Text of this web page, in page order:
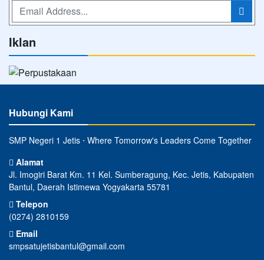
Iklan
Hubungi Kami
SMP Negeri 1 Jetis ⋅ Where Tomorrow's Leaders Come Together
Alamat
Jl. Imogiri Barat Km. 11 Kel. Sumberagung, Kec. Jetis, Kabupaten
Bantul, Daerah Istimewa Yogyakarta 55781
Telepon
(0274) 2810159
Email
smpsatujetisbantul@gmail.com